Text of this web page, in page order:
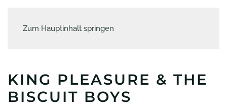
Zum Hauptinhalt springen
KING PLEASURE & THE
BISCUIT BOYS